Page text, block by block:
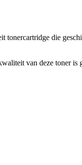
die
van deze toner